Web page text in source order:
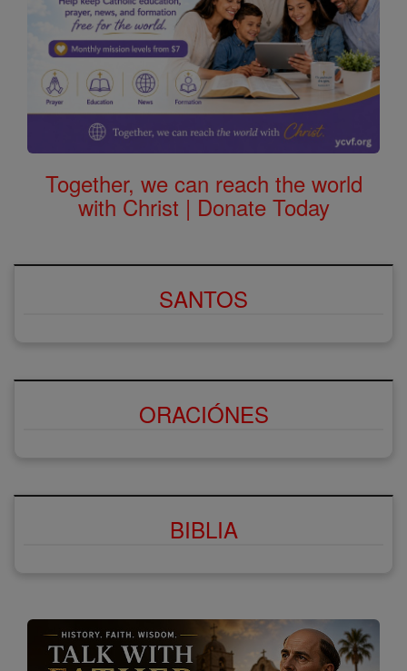
Together, we can reach the world
with Christ | Donate Today
SANTOS
ORACIÓNES
BIBLIA